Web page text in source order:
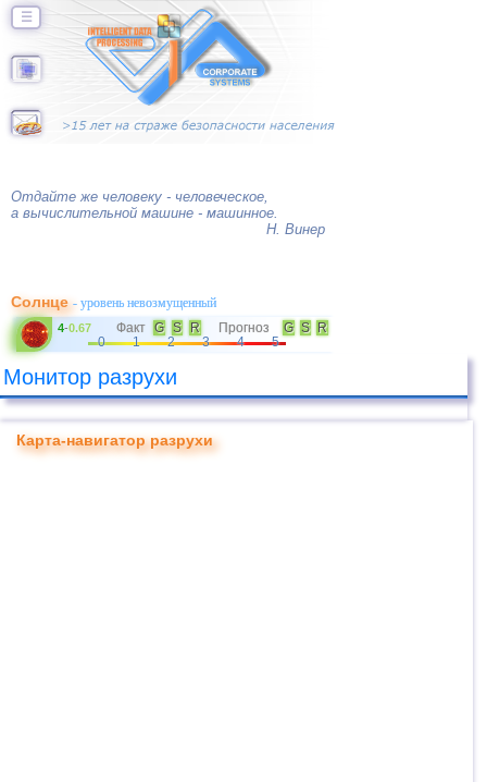
☰
Отдайте же человеку - человеческое,
а вычислительной машине - машинное.
Н. Винер
Солнце- уровень невозмущенный
4-0.67 Факт G S R Прогноз G S
R
0
1 2 3 4 5
Монитор разрухи
Карта-навигатор разрухи